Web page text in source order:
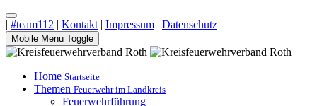
| #team112 | Kontakt | Impressum | Datenschutz |
Mobile Menu Toggle
Home Startseite
Themen Feuerwehr im Landkreis
Feuerwehrführung